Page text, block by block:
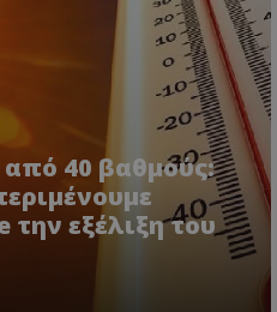
40 βαθμούς:
την εξέλιξη του